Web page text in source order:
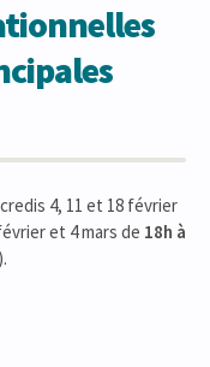
4, 11 et 18 février
et 4 mars de 18h à